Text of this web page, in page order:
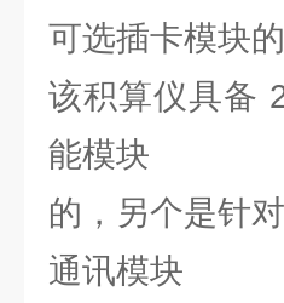
可选插卡模块
该积算仪具备
能模块
的，另个是针
通讯模块